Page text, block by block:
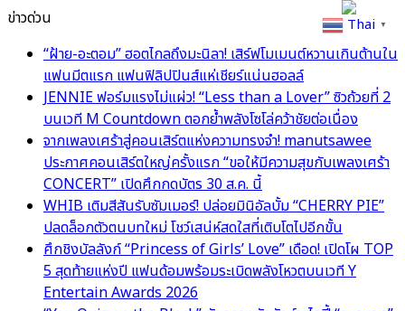
ข่าวด่วน
“ฝ้าย-อะตอม” ฮอตไกลถึงมะนิลา! เสิร์ฟโมเมนต์หวานเกินต้านใน
แฟนมีตแรก แฟนฟิลิปปินส์แห่เชียร์แน่นฮอลล์
JENNIE ฟอร์มแรงไม่แผ่ว! “Less than a Lover” ซิวถ้วยที่ 2
บนเวที M Countdown ตอกย้ำพลังโซโล่คว้าชัยต่อเนื่อง
จากเพลงเศร้าสู่คอนเสิร์ตแห่งความทรงจำ! manutsawee
ประกาศคอนเสิร์ตใหญ่ครั้งแรก “ขอให้มีความสุขกับเพลงเศร้า
CONCERT” เปิดศึกกดบัตร 30 ส.ค. นี้
WHIB เติมสีสันรับซัมเมอร์! ปล่อยมินิอัลบั้ม “CHERRY PIE”
ปลดล็อกตัวตนบทใหม่ โชว์เสน่ห์สดใสที่เติบโตไปอีกขั้น
ศึกชิงบัลลังก์ “Princess of Girls’ Love” เดือด! เปิดโผ TOP
5 สุดท้ายแห่งปี แฟนด้อมพร้อมระเบิดพลังโหวตบนเวที Y
Entertain Awards 2026
Thai ▼